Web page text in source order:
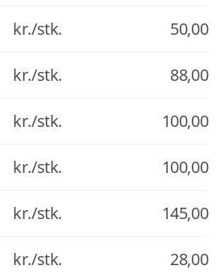
kr./stk. 50,00
kr./stk. 88,00
kr./stk. 100,00
kr./stk. 100,00
kr./stk. 145,00
kr./stk. 28,00